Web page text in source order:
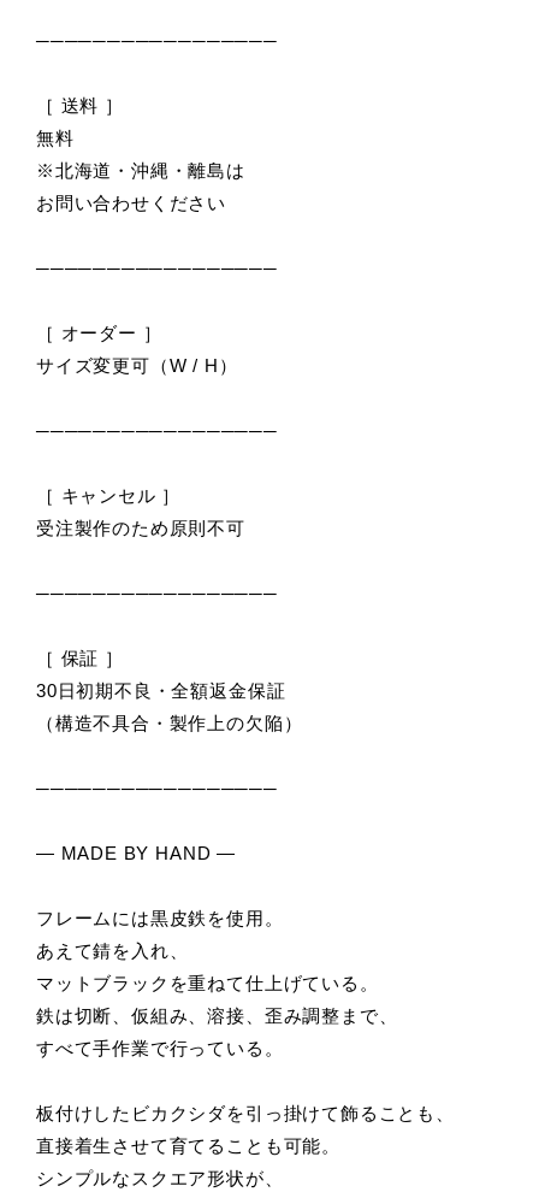
─────────────────
［ 送料 ］
無料
※北海道・沖縄・離島は
お問い合わせください
─────────────────
［ オーダー ］
サイズ変更可（W / H）
─────────────────
［ キャンセル ］
受注製作のため原則不可
─────────────────
［ 保証 ］
30日初期不良・全額返金保証
（構造不具合・製作上の欠陥）
─────────────────
― MADE BY HAND ―
フレームには黒皮鉄を使用。
あえて錆を入れ、
マットブラックを重ねて仕上げている。
鉄は切断、仮組み、溶接、歪み調整まで、
すべて手作業で行っている。
板付けしたビカクシダを引っ掛けて飾ることも、
直接着生させて育てることも可能。
シンプルなスクエア形状が、